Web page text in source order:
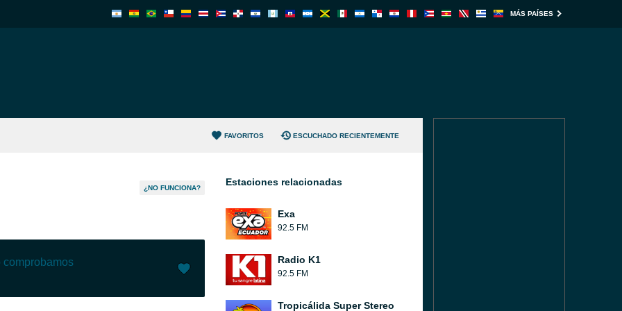
MÁS PAÍSES
FAVORITOS ESCUCHADO RECIENTEMENTE
¿NO FUNCIONA?
comprobamos
Estaciones relacionadas
Exa
92.5 FM
Radio K1
92.5 FM
Tropicálida Super Stereo